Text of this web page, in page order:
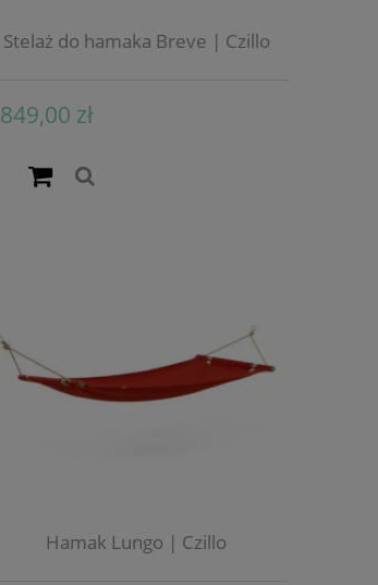
Stelaż do hamaka Breve | Czillo
849,00 zł
Hamak Lungo | Czillo